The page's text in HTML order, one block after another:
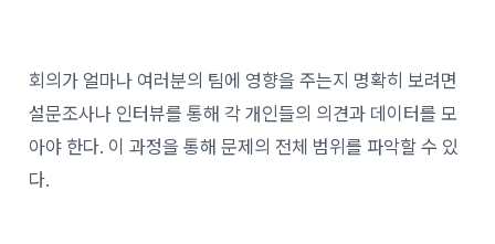
회의가 얼마나 여러분의 팀에 영향을 주는지 명확히 보려면
설문조사나 인터뷰를 통해 각 개인들의 의견과 데이터를 모
아야 한다. 이 과정을 통해 문제의 전체 범위를 파악할 수 있
다.